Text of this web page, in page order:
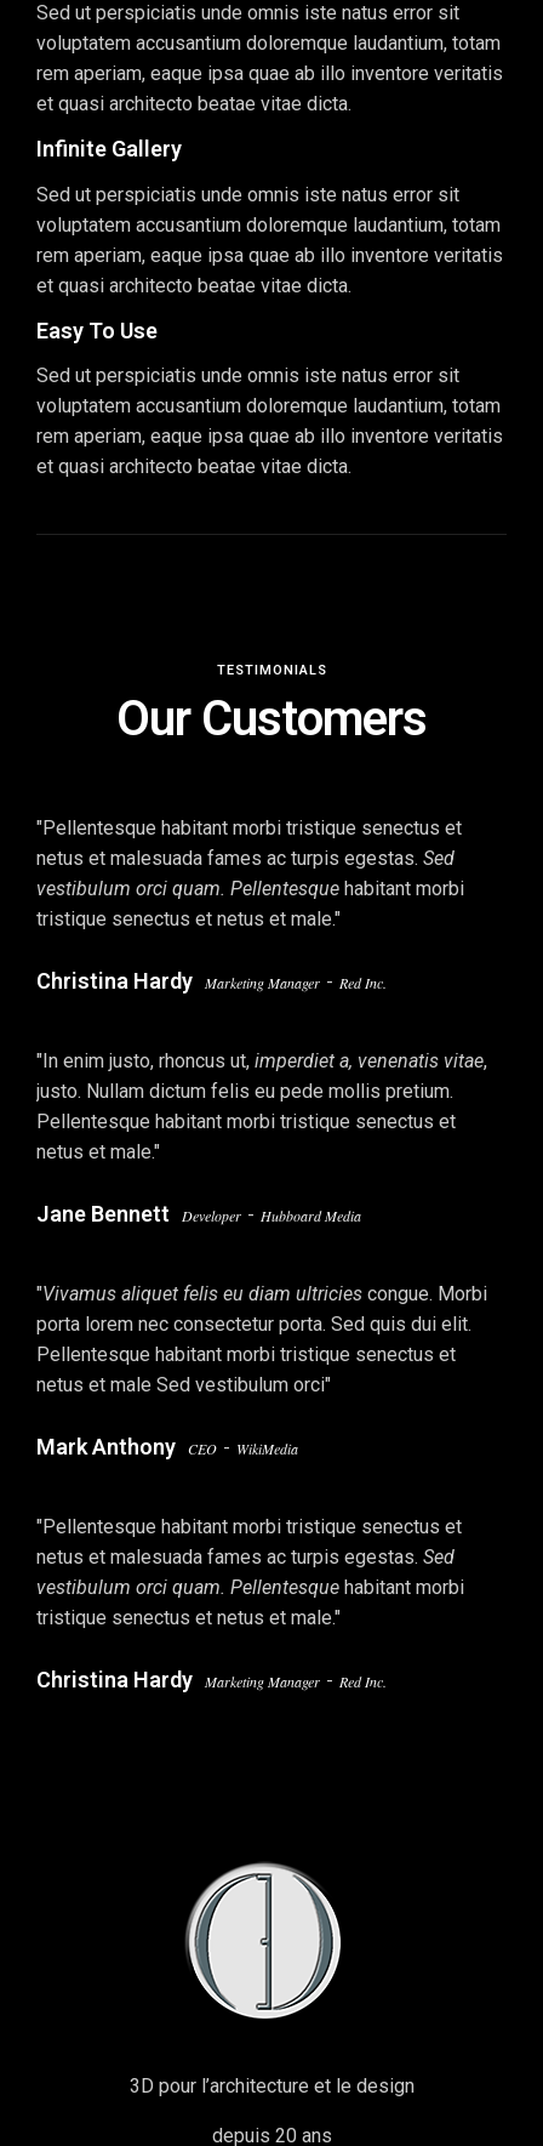
Sed ut perspiciatis unde omnis iste natus error sit
voluptatem accusantium doloremque laudantium, totam
rem aperiam, eaque ipsa quae ab illo inventore veritatis
et quasi architecto beatae vitae dicta.
Infinite Gallery
Sed ut perspiciatis unde omnis iste natus error sit
voluptatem accusantium doloremque laudantium, totam
rem aperiam, eaque ipsa quae ab illo inventore veritatis
et quasi architecto beatae vitae dicta.
Easy To Use
Sed ut perspiciatis unde omnis iste natus error sit
voluptatem accusantium doloremque laudantium, totam
rem aperiam, eaque ipsa quae ab illo inventore veritatis
et quasi architecto beatae vitae dicta.
TESTIMONIALS
Our Customers
"Pellentesque habitant morbi tristique senectus et
netus et malesuada fames ac turpis egestas. Sed
vestibulum orci quam. Pellentesque habitant morbi
tristique senectus et netus et male."
Christina Hardy Marketing Manager - Red Inc.
"In enim justo, rhoncus ut, imperdiet a, venenatis vitae,
justo. Nullam dictum felis eu pede mollis pretium.
Pellentesque habitant morbi tristique senectus et
netus et male."
Jane Bennett Developer - Hubboard Media
"Vivamus aliquet felis eu diam ultricies congue. Morbi
porta lorem nec consectetur porta. Sed quis dui elit.
Pellentesque habitant morbi tristique senectus et
netus et male Sed vestibulum orci"
Mark Anthony CEO - WikiMedia
"Pellentesque habitant morbi tristique senectus et
netus et malesuada fames ac turpis egestas. Sed
vestibulum orci quam. Pellentesque habitant morbi
tristique senectus et netus et male."
Christina Hardy Marketing Manager - Red Inc.
3D pour l’architecture et le design
depuis 20 ans